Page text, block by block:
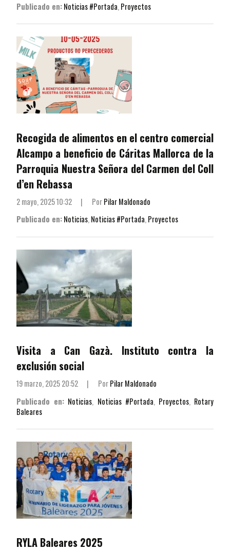
Publicado en:Noticias #Portada,Proyectos
Recogida de alimentos en el centro comercial
Alcampo a beneficio de Cáritas Mallorca de la
Parroquia Nuestra Señora del Carmen del Coll
d’en Rebassa
2 mayo, 2025 10:32 | PorPilar Maldonado
Publicado en:Noticias,Noticias #Portada,Proyectos
Visita a Can Gazà. Instituto contra la
exclusión social
19 marzo, 2025 20:52 | PorPilar Maldonado
Publicado en: Noticias, Noticias #Portada, Proyectos, Rotary
Baleares
RYLA Baleares 2025